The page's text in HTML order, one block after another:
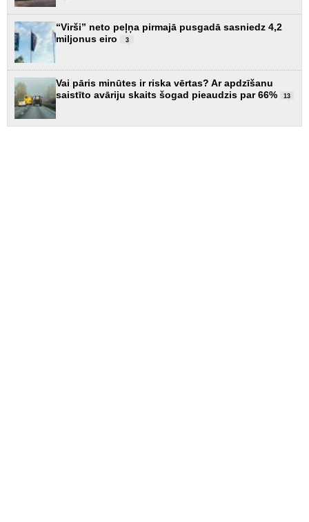
“Virši” neto peļņa pirmajā pusgadā sasniedz 4,2
miljonus eiro
3
Vai pāris minūtes ir riska vērtas? Ar apdzīšanu
saistīto avāriju skaits šogad pieaudzis par 66%
13